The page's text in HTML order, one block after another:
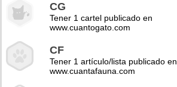
CG
Tener 1 cartel publicado en
www.cuantogato.com
CF
Tener 1 artículo/lista publicado en
www.cuantafauna.com